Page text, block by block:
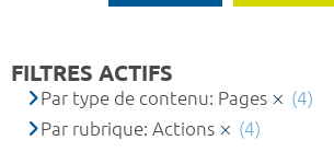
FILTRES ACTIFS
Par type de contenu: Pages
(4)
Par rubrique: Actions
(4)